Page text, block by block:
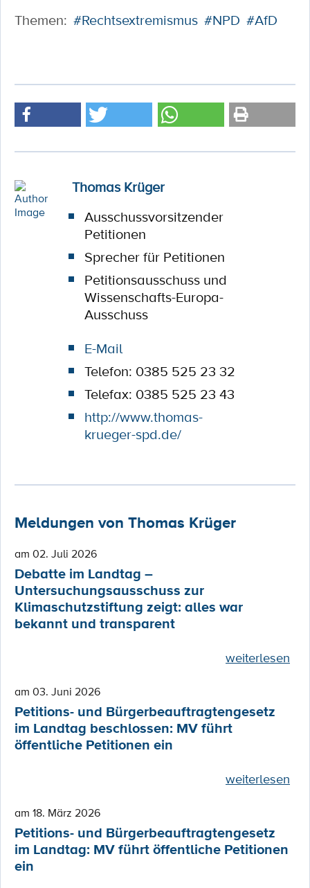
Themen: #Rechtsextremismus #NPD #AfD
Thomas Krüger
Ausschussvorsitzender
Petitionen
Sprecher für Petitionen
Petitionsausschuss und
Wissenschafts-Europa-
Ausschuss
E-Mail
Telefon: 0385 525 23 32
Telefax: 0385 525 23 43
http://www.thomas-
krueger-spd.de/
Meldungen von Thomas Krüger
am 02. Juli 2026
Debatte im Landtag –
Untersuchungsausschuss zur
Klimaschutzstiftung zeigt: alles war
bekannt und transparent
weiterlesen
am 03. Juni 2026
Petitions- und Bürgerbeauftragtengesetz
im Landtag beschlossen: MV führt
öffentliche Petitionen ein
weiterlesen
am 18. März 2026
Petitions- und Bürgerbeauftragtengesetz
im Landtag: MV führt öffentliche Petitionen
ein